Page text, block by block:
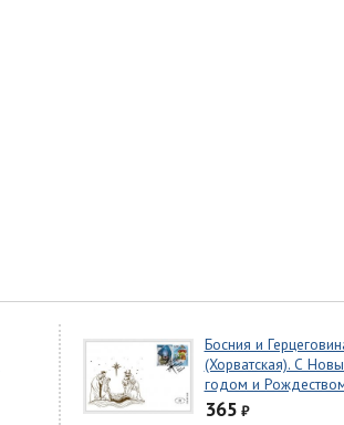
Босния и
(Хорватская). С
годом и
365 ₽